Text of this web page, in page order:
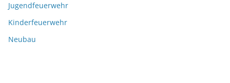
Jugendfeuerwehr
Kinderfeuerwehr
Neubau